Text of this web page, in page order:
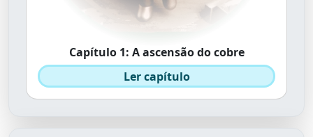
Capítulo 1: A ascensão do cobre
Ler capítulo